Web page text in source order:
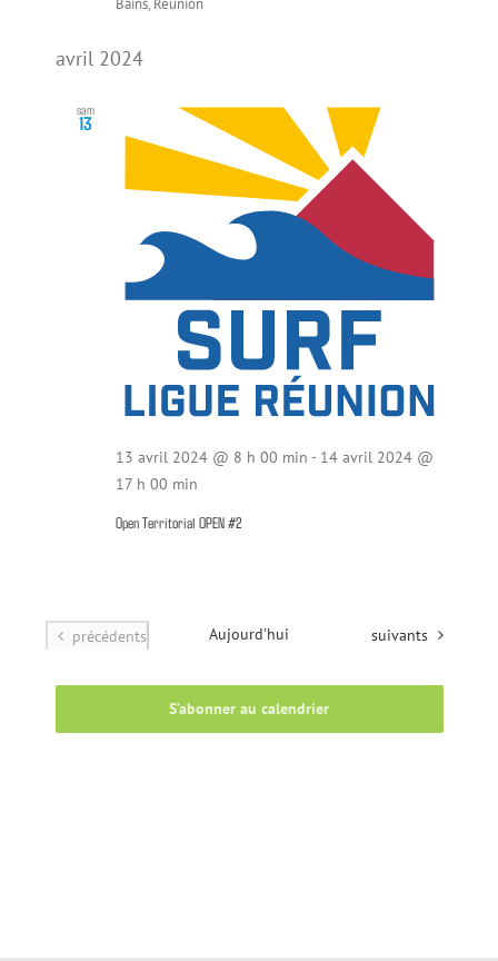
Bains, Réunion
avril 2024
sam
13
Open Territorial OPEN #2
13 avril 2024 @ 8 h 00 min - 14 avril 2024 @
17 h 00 min
Évènements
précédents Aujourd’hui Évènements
suivants
S’abonner au calendrier